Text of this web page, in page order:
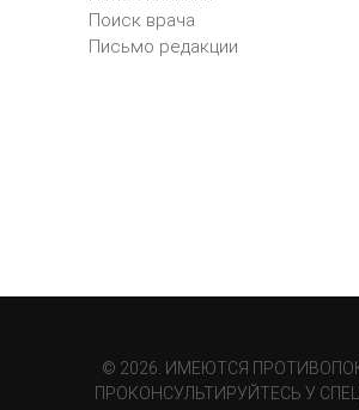
Поиск врача
Письмо редакции
© 2026. ИМЕЮТСЯ
ПРОКОНСУЛЬТИРУЙТЕСЬ У